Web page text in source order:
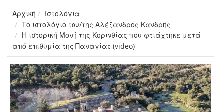
Αρχική
Ιστολόγια
Το ιστολόγιο του/της Αλέξανδρος Κανδρής
Η ιστορική Μονή της Κορινθίας που φτιάχτηκε μετά
από επιθυμία της Παναγίας (video)